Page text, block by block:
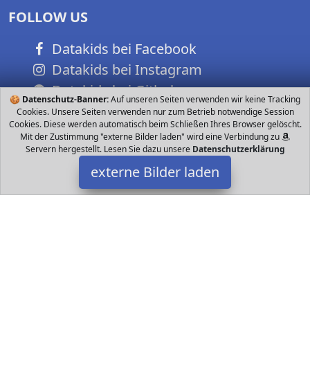
🍪 Datenschutz-Banner:Auf unseren Seiten verwenden wir keine Tracking
Cookies. Unsere Seiten verwenden nur zum Betrieb notwendige Session
Cookies. Diese werden automatisch beim Schließen Ihres Browser gelöscht.
Mit der Zustimmung "externe Bilder laden" wird eine Verbindung zu
Servern hergestellt. Lesen Sie dazu unsere Datenschutzerklärung
externe Bilder laden
FOLLOW US
Datakids bei Facebook
Datakids bei Instagram
Datakids bei Github